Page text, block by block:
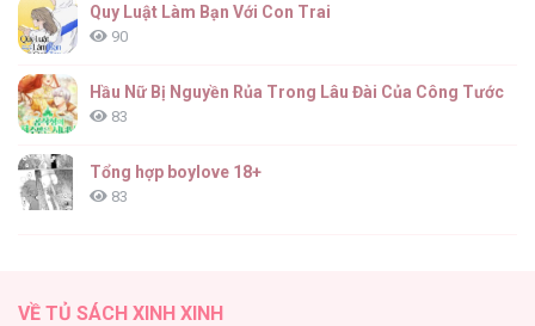
Quy Luật Làm Bạn Với Con Trai
90
Hầu Nữ Bị Nguyền Rủa Trong Lâu Đài Của Công Tước
83
Tổng hợp boylove 18+
83
VỀ TỦ SÁCH XINH XINH